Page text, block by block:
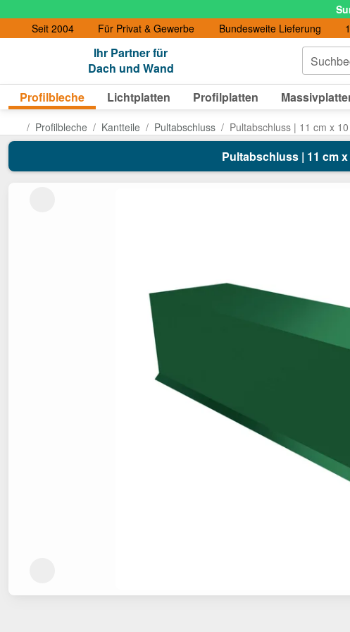
Seit 2004
Für Privat & Gewerbe Bundesweite Lieferung
Ihr Partner für
Dach und Wand
Profilbleche Lichtplatten Profilplatten
Profilbleche Kantteile Pultabschluss Pultabschluss | 11 cm x
Pultabschluss | 11 cm x